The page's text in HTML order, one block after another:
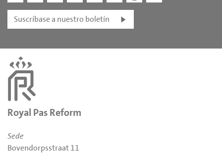
Suscríbase a nuestro boletín
Royal Pas Reform
Sede
Bovendorpsstraat 11